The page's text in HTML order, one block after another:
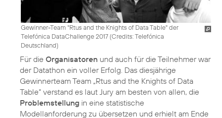
Gewinner-Team "Rtus and the Knights of Data Table" der
Telefónica DataChallenge 2017 (Credits: Telefónica
Deutschland)
Für die Organisatoren und auch für die Teilnehmer war
der Datathon ein voller Erfolg. Das diesjährige
Gewinnerteam Team „Rtus and the Knights of Data
Table“ verstand es laut Jury am besten von allen, die
Problemstellung in eine statistische
Modellanforderung zu übersetzen und erhielt am Ende